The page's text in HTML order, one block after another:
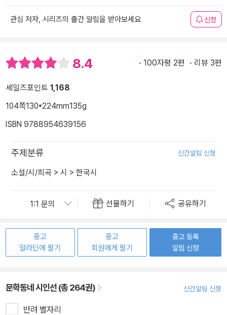
관심 저자, 시리즈의 출간 알림을 받아보세요 신청
8.4 100자평 2편 리뷰 3편
세일즈포인트 1,168
104쪽130*224mm135g
ISBN 9788954639156
주제분류 신간알림 신청
소설/시/희곡 > 시 > 한국시
선물하기 공유하기
중고
알라딘에 팔기
중고
회원에게 팔기
중고 등록
알림 신청
문학동네 시인선 (총 264권) 신간알림 신청
반려 별자리